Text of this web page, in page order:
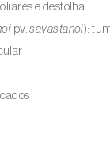
e desfolha
pv.savastanoi):